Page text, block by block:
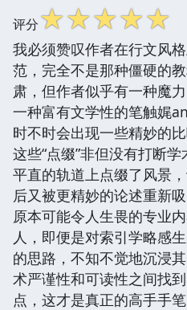
评分☆☆☆☆☆
我必须赞叹作者在行文风
范，完全不是那种僵硬的
肃，但作者似乎有一种魔
一种富有文学性的笔触娓
时不时会出现一些精妙的
这些“点缀”非但没有打断
平直的轨道上点缀了风景
后又被更精妙的论述重新
原本可能令人生畏的专业
人，即便是对索引学略感
的思路，不知不觉地沉浸
术严谨性和可读性之间找
点，这才是真正的高手手笔